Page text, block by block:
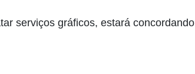
serviços gráficos, estará